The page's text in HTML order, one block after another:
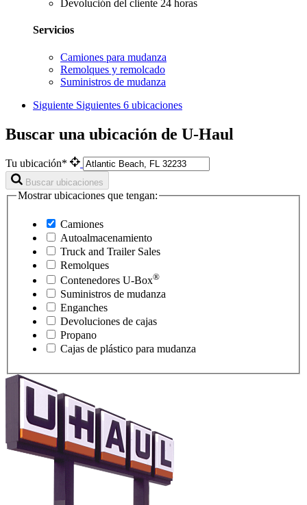
Devolución del cliente 24 horas
Servicios
Camiones para mudanza
Remolques y remolcado
Suministros de mudanza
Siguiente Siguientes 6 ubicaciones
Buscar una ubicación de U-Haul
Tu ubicación*
Buscar ubicaciones
Mostrar ubicaciones que tengan:
Camiones
Autoalmacenamiento
Truck and Trailer Sales
Remolques
Contenedores U-Box®
Suministros de mudanza
Enganches
Devoluciones de cajas
Propano
Cajas de plástico para mudanza